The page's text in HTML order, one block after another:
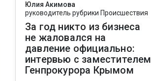
Юлия Акимова
руководитель рубрики Происшествия
За год никто из бизнеса
не жаловался на
давление официально:
интервью с заместителем
Генпрокурора Крымом